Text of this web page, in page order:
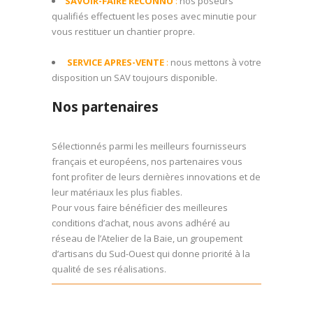
qualifiés effectuent les poses avec minutie pour
vous restituer un chantier propre.
SERVICE APRES-VENTE : nous mettons à votre
disposition un SAV toujours disponible.
Nos partenaires
Sélectionnés parmi les meilleurs fournisseurs
français et européens, nos partenaires vous
font profiter de leurs dernières innovations et de
leur matériaux les plus fiables.
Pour vous faire bénéficier des meilleures
conditions d’achat, nous avons adhéré au
réseau de l’Atelier de la Baie, un groupement
d’artisans du Sud-Ouest qui donne priorité à la
qualité de ses réalisations.